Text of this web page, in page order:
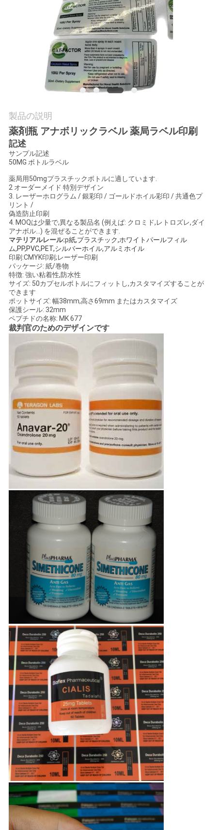
絡
し
な
さ
い
ニ
ュ
ー
ス
場
図
PRIVACY
POLICY
製品の説明
薬剤瓶 アナボリックラベル 薬局ラベル印刷
記述
サンプル記述
50MG ボトルラベル
薬局用50mgプラスチックボトルに適しています.
2 オーダーメイド 特別デザイン
3. レーザーホログラム / 銀彩印 / ゴールドホイル彩印 / 共通色プ
リント /
偽造防止印刷
4. MOQは少量で,異なる製品名 (例えば: クロミド,レトロズレ,ダイ
アナボル...) を混ぜることができます.
マテリアルレール:p紙,プラスチック,ホワイトパールフィル
ム,PP,PVC,PET,シルバーホイル,アルミホイル
印刷:CMYK印刷;レーザー印刷
パッケージ: 紙/巻物
特徴: 強い粘着性,防水性
サイズ: 50カプセルボトルにフィットし,カスタマイズすることが
できます
ポットサイズ: 幅38mm,高さ69mm またはカスタマイズ
保護シール: 32mm
ペプチドの名称: MK 677
裁判官のためのデザインです